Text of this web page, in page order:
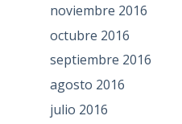
noviembre 2016
octubre 2016
septiembre 2016
agosto 2016
julio 2016